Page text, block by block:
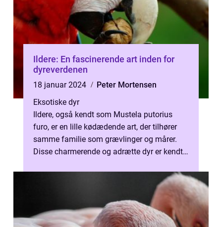
Ildere: En fascinerende art inden for
dyreverdenen
18 januar 2024
Peter Mortensen
Eksotiske dyr
Ildere, også kendt som Mustela putorius
furo, er en lille kødædende art, der tilhører
samme familie som grævlinger og mårer.
Disse charmerende og adrætte dyr er kendt